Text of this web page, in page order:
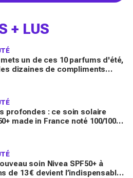
+ LUS
mets un de ces 10 parfums d'été,
dizaines de compliments
profondes : ce soin solaire
made in France noté 100/100
soin Nivea SPF50+ à
de 13 € devient l’indispensable